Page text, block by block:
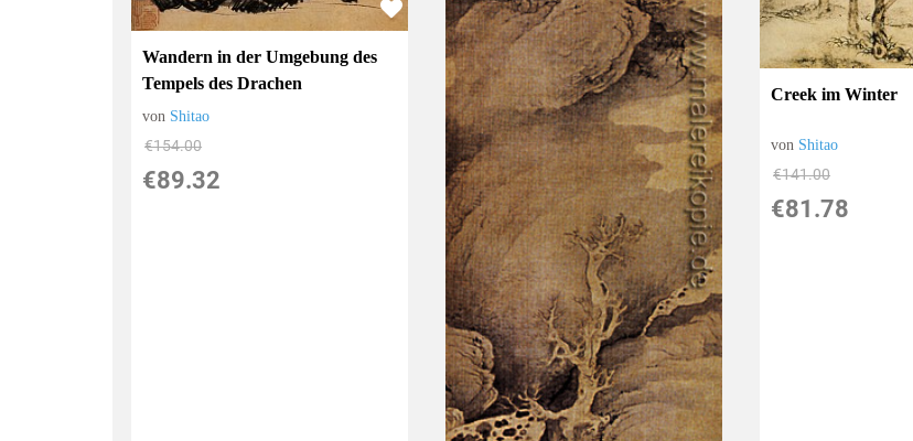
Wandern in der Umgebung des
Tempels des Drachen
von Shitao
€154.00
€89.32
Creek im Winter
von Shitao
€141.00
€81.78